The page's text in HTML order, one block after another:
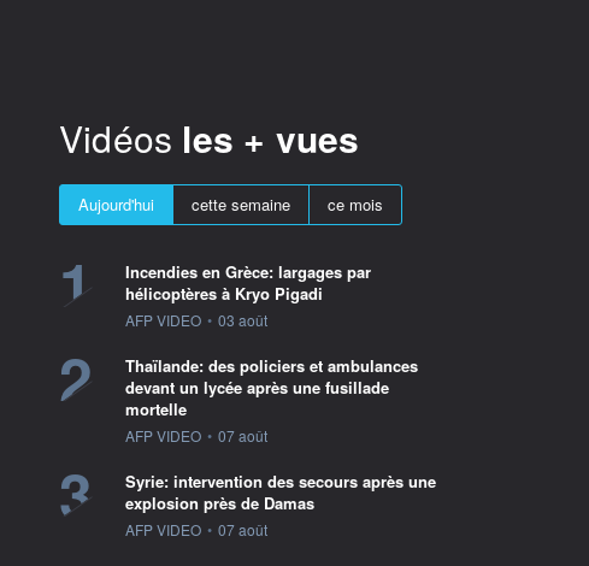
Vidéos les + vues
Aujourd'hui cette semaine ce mois
1
Incendies en Grèce: largages par
hélicoptères à Kryo Pigadi
information fournie par
AFP VIDEO • 03 août
2
Thaïlande: des policiers et ambulances
devant un lycée après une fusillade
mortelle
information fournie par
AFP VIDEO • 07 août
3
Syrie: intervention des secours après une
explosion près de Damas
information fournie par
AFP VIDEO • 07 août